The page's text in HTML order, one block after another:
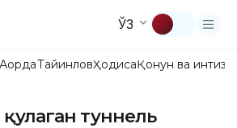
ЎЗ
АқордаТайинловҲодисаҚонун ва
туннель